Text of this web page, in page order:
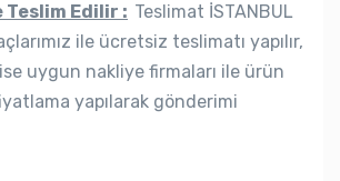
Teslim Edilir : Teslimat İSTANBUL
ile ücretsiz teslimatı yapılır,
ise uygun nakliye firmaları ile ürün
yapılarak gönderimi